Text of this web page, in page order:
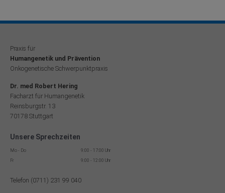
Praxis für
Humangenetik und Prävention
Onkogenetische Schwerpunktpraxis
Dr. med Robert Hering
Facharzt für Humangenetik
Reinsburgstr. 13
70178 Stuttgart
Unsere Sprechzeiten
Mo - Do
9:00 - 17:00 Uhr
Fr
9:00 - 12:00 Uhr
Telefon (0711) 231 99 040